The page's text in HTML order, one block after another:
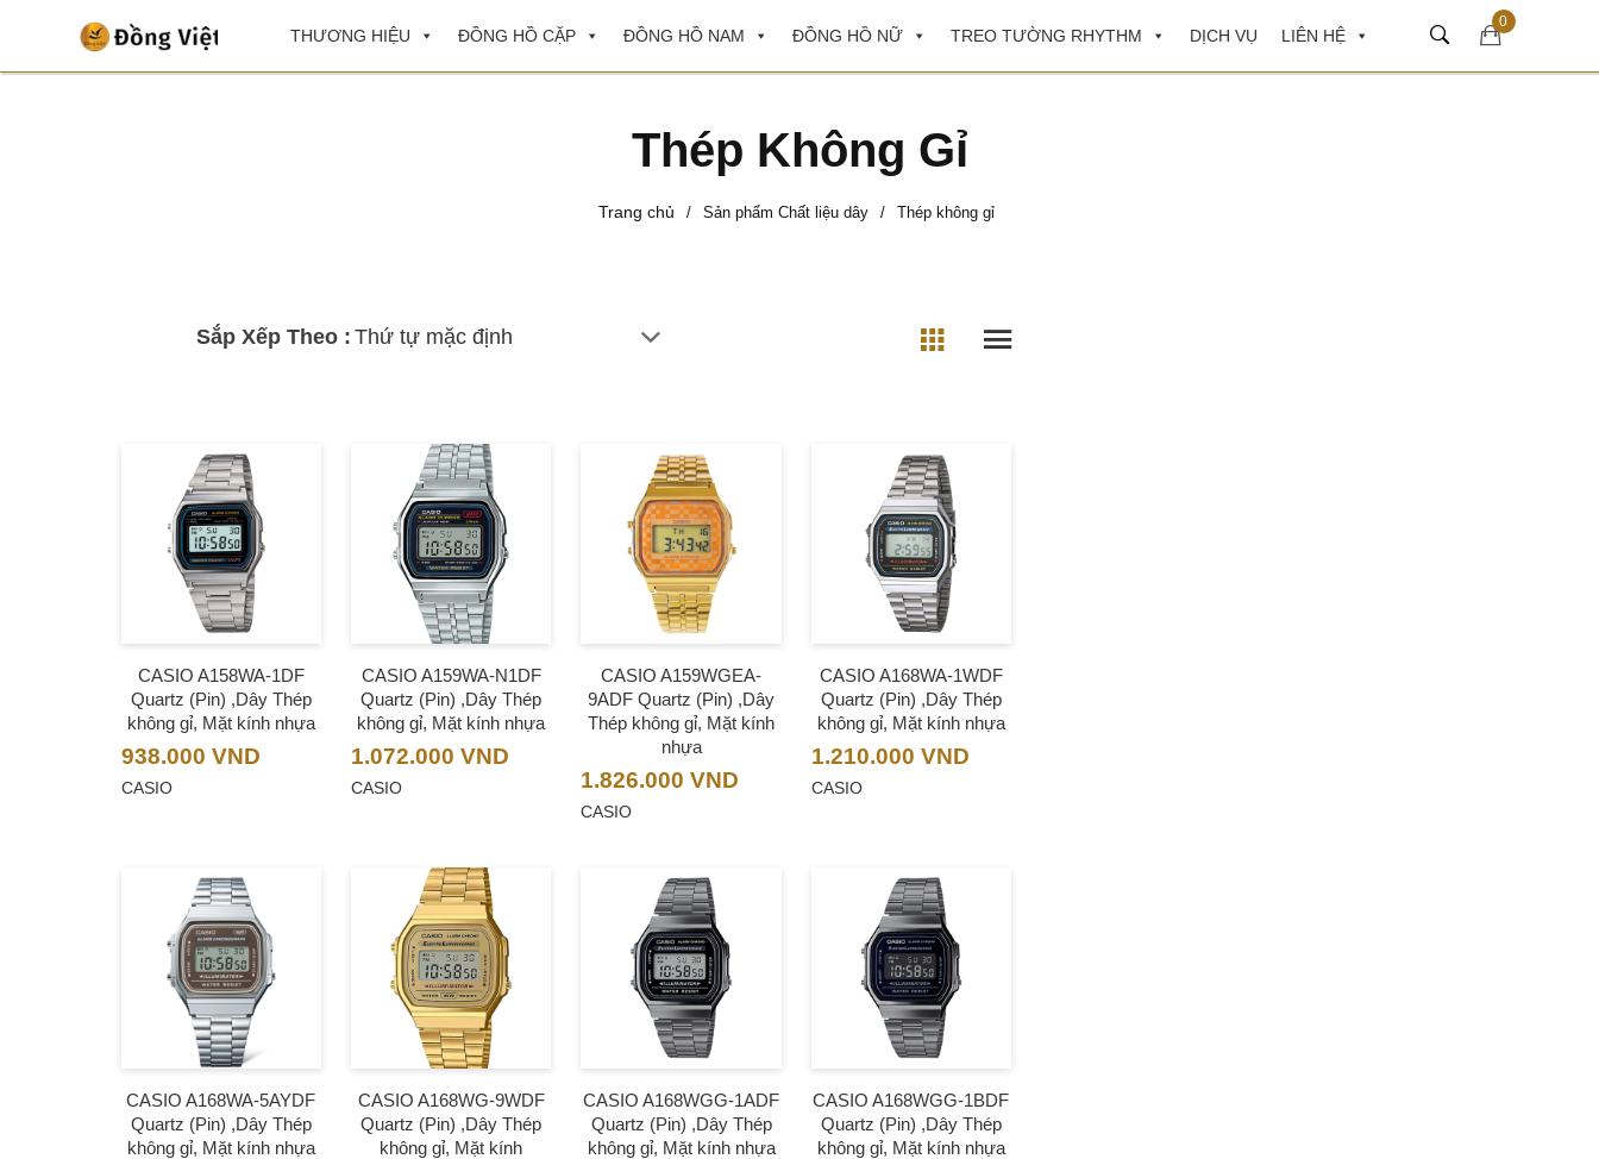
THƯƠNG HIỆU ĐỒNG HỒ CẶP ĐỒNG HỒ NAM ĐỒNG HỒ NỮ TREO TƯỜNG RHYTHM DỊCH VỤ LIÊN HỆ
0
Thép Không Gỉ
Trang chủ / Sản phẩm Chất liệu dây / Thép không gỉ
Sắp Xếp Theo :
CASIO A158WA-1DF
Quartz (Pin) ,Dây Thép
không gỉ, Mặt kính nhựa
938.000 VND
CASIO
CASIO A159WA-N1DF
Quartz (Pin) ,Dây Thép
không gỉ, Mặt kính nhựa
1.072.000 VND
CASIO
CASIO A159WGEA-
9ADF Quartz (Pin) ,Dây
Thép không gỉ, Mặt kính
nhựa
1.826.000VND
CASIO
CASIO A168WA-1WDF
Quartz (Pin) ,Dây Thép
không gỉ, Mặt kính nhựa
1.210.000 VND
CASIO
CASIO A168WA-5AYDF
Quartz (Pin) ,Dây Thép
không gỉ, Mặt kính nhựa
CASIO A168WG-9WDF
Quartz (Pin) ,Dây Thép
không gỉ, Mặt kính
CASIO A168WGG-1ADF
Quartz (Pin) ,Dây Thép
không gỉ, Mặt kính nhựa
CASIO A168WGG-1BDF
Quartz (Pin) ,Dây Thép
không gỉ, Mặt kính nhựa